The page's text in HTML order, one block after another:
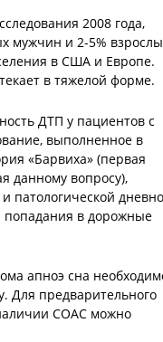
2008 года,
мужчин и 2-5%
в США и Европе.
в тяжелой форме.
ДТП у пациентов с
выполненное в
«Барвиха» (первая
данному вопросу),
патологической
попадания в дорожные
апноэ сна
Для предварительного
СОАС можно